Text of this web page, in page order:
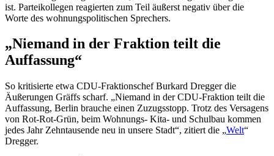
ist. Parteikollegen reagierten zum Teil äußerst negativ über die
Worte des wohnungspolitischen Sprechers.
„Niemand in der Fraktion teilt die
Auffassung“
So kritisierte etwa CDU-Fraktionschef Burkard Dregger die
Äußerungen Gräffs scharf. „Niemand in der CDU-Fraktion teilt die
Auffassung, Berlin brauche einen Zuzugsstopp. Trotz des Versagens
von Rot-Rot-Grün, beim Wohnungs- Kita- und Schulbau kommen
jedes Jahr Zehntausende neu in unsere Stadt“, zitiert die „Welt“
Dregger.